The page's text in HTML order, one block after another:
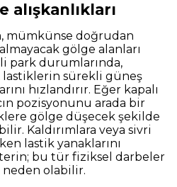
mümkünse doğrudan
gölge alanları
park durumlarında,
lastiklerin sürekli güneş
hızlandırır. Eğer kapalı
pozisyonunu arada bir
gölge düşecek şekilde
Kaldırımlara veya sivri
lastik yanaklarını
bu tür fiziksel darbeler
neden olabilir.